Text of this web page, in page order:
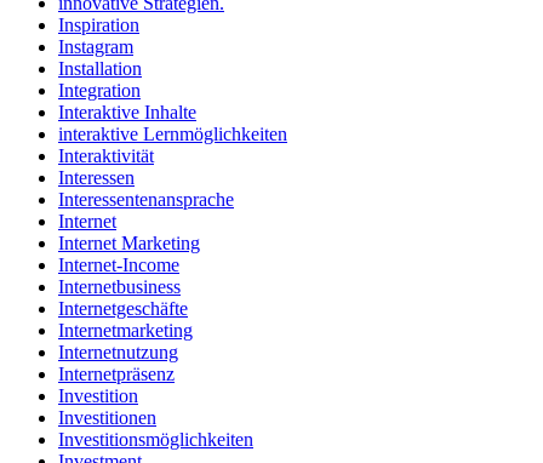
Inspiration
Instagram
Installation
Integration
Interaktive Inhalte
interaktive Lernmöglichkeiten
Interaktivität
Interessen
Interessentenansprache
Internet
Internet Marketing
Internet-Income
Internetbusiness
Internetgeschäfte
Internetmarketing
Internetnutzung
Internetpräsenz
Investition
Investitionen
Investitionsmöglichkeiten